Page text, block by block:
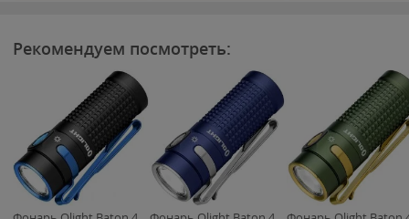
Рекомендуем посмотреть: